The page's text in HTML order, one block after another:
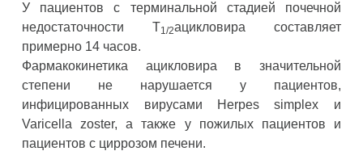
У пациентов с терминальной стадией почечной
недостаточности Т1/2ацикловира составляет
примерно 14 часов.
Фармакокинетика ацикловира в значительной
степени не нарушается у пациентов,
инфицированных вирусами Herpes simplex и
Varicella zoster, а также у пожилых пациентов и
пациентов с циррозом печени.